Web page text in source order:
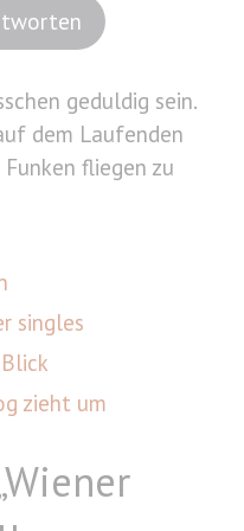
geduldig sein.
dem Laufenden
fliegen zu
singles
zieht um